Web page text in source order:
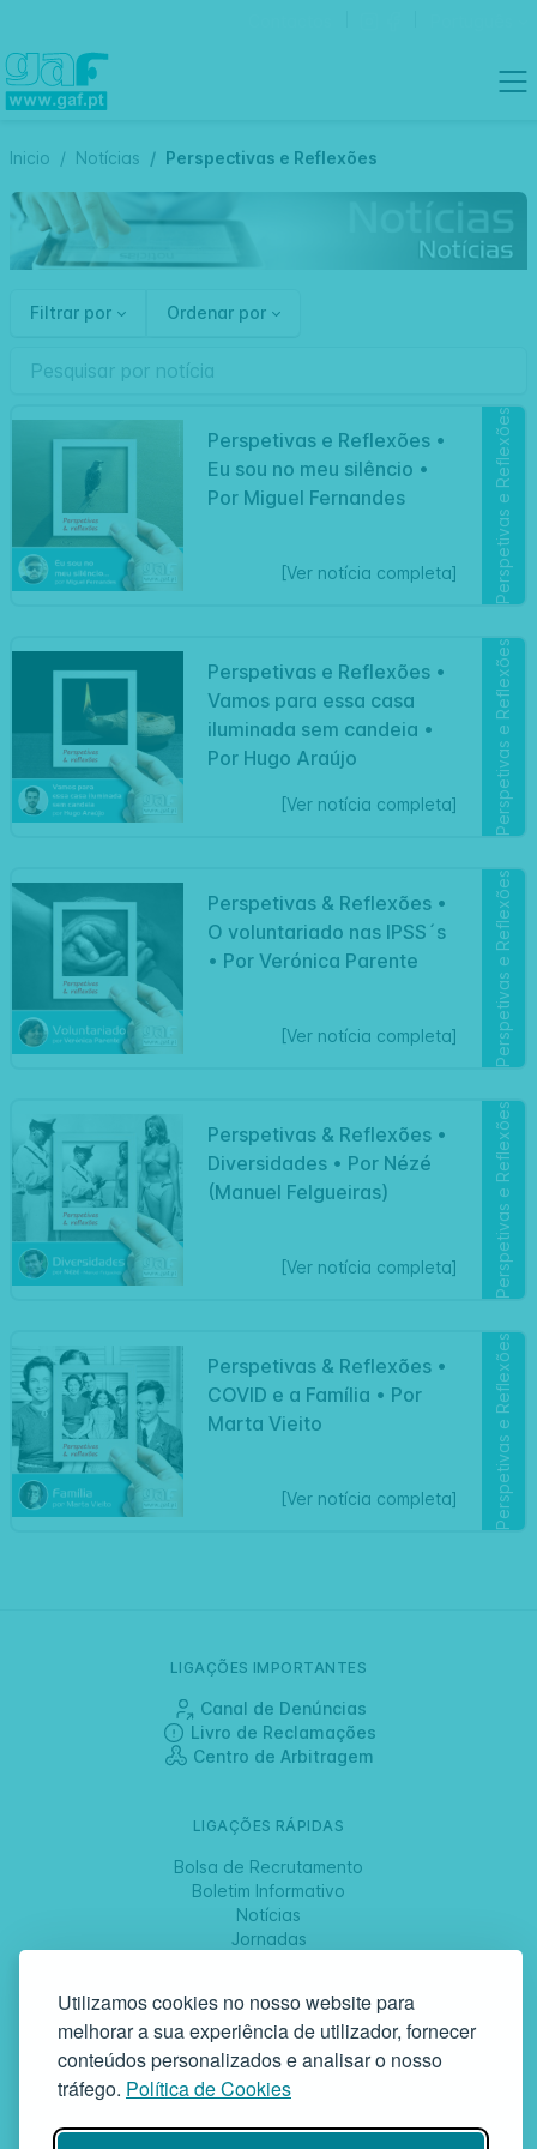
Utilizamos cookies no nosso website para
melhorar a sua experiência de utilizador, fornecer
conteúdos personalizados e analisar o nosso
tráfego. Política de Cookies
Inicio Notícias Perspectivas e Reflexões
Filtrar por Ordenar por
Perspetivas e Reflexões •
Eu sou no meu silêncio •
Por Miguel Fernandes
[Ver notícia completa] Perspetivas e Reflexões
Perspetivas e Reflexões •
Vamos para essa casa
iluminada sem candeia •
Por Hugo Araújo
[Ver notícia completa] Perspetivas e Reflexões
Perspetivas & Reflexões •
O voluntariado nas IPSS´s
• Por Verónica Parente
[Ver notícia completa] Perspetivas e Reflexões
Perspetivas & Reflexões •
Diversidades • Por Nézé
(Manuel Felgueiras)
[Ver notícia completa] Perspetivas e Reflexões
Perspetivas & Reflexões •
COVID e a Família • Por
Marta Vieito
[Ver notícia completa] Perspetivas e Reflexões
LIGAÇÕES IMPORTANTES
Canal de Denúncias
Livro de Reclamações
Centro de Arbitragem
LIGAÇÕES RÁPIDAS
Bolsa de Recrutamento
Boletim Informativo
Notícias
Jornadas
SIGA-NOS
Rua da Bandeira, 342 | 4900-561 Viana do Castelo | tel +351 258